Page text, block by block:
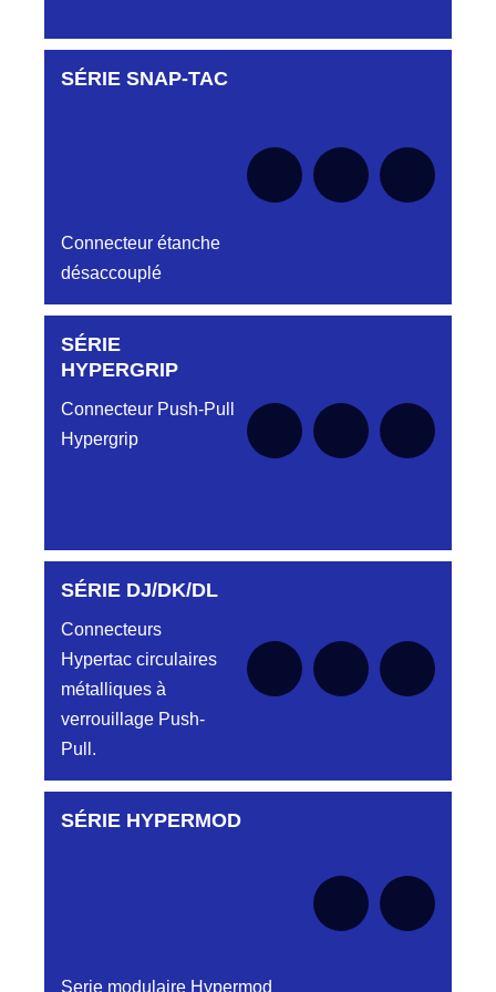
Aucune pièce disponible pour cette série pour
SÉRIE SNAP-TAC
Connecteur étanche
désaccouplé
Aucune pièce disponible pour cette série pour
SÉRIE
HYPERGRIP
Connecteur Push-Pull
Hypergrip
Aucune pièce disponible pour cette série pour
SÉRIE DJ/DK/DL
Connecteurs
Hypertac circulaires
métalliques à
verrouillage Push-
Pull.
Aucune pièce disponible pour cette série pour
SÉRIE HYPERMOD
Serie modulaire Hypermod